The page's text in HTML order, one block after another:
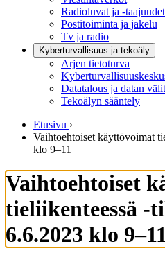
Radioluvat ja -taajuudet
Postitoiminta ja jakelu
Tv ja radio
Kyberturvallisuus ja tekoäly
Arjen tietoturva
Datatalous ja datan
Tekoälyn sääntely
Etusivu ›
Vaihtoehtoiset käyttövoimat
klo 9–11
Vaihtoehtoiset
tieliikenteessä -
6.6.2023 klo